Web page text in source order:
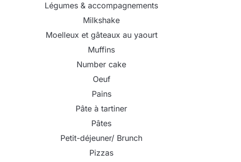
Légumes & accompagnements
Milkshake
Moelleux et gâteaux au yaourt
Muffins
Number cake
Oeuf
Pains
Pâte à tartiner
Pâtes
Petit-déjeuner/ Brunch
Pizzas